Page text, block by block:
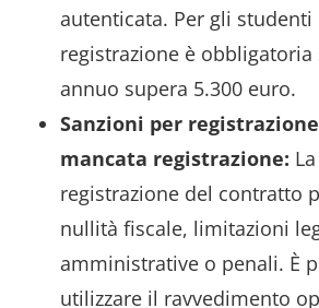
autenticata. Per gli
registrazione è
annuo supera 5.300 euro.
Sanzioni per
mancata registrazione:
registrazione del contratto
nullità fiscale, limitazioni
amministrative o penali. È
utilizzare il ravvedimento